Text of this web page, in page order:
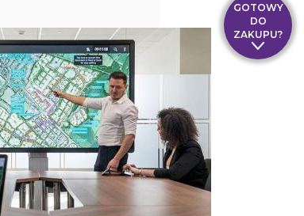
GOTOWY
DO
ZAKUPU?